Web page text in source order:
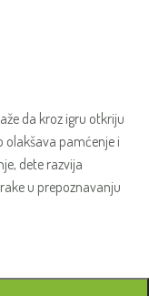
da kroz igru otkriju
olakšava pamćenje i
dete razvija
u prepoznavanju